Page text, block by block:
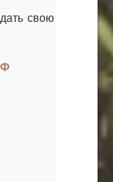
свою